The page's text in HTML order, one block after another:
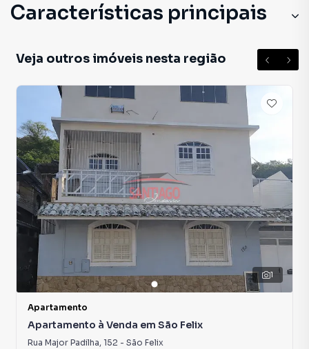
Características principais
Veja outros imóveis nesta região
1
Apartamento
Apartamento à Venda em São Felix
Rua Major Padilha, 152 - São Felix